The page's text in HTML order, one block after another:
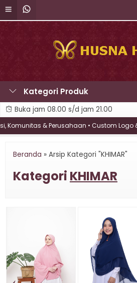
Kategori Produk
Buka jam 08.00 s/d jam 21.00
& Perusahaan • Custom Logo
Beranda » Arsip Kategori "KHIMAR"
Kategori KHIMAR